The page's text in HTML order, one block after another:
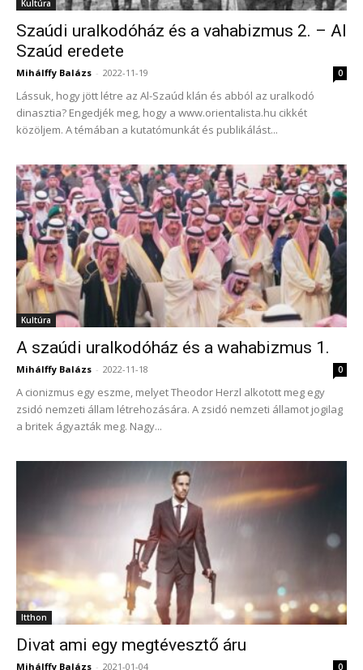
Kultúra
Szaúdi uralkodóház és a vahabizmus 2. – Al
Szaúd eredete
Mihálffy Balázs - 2022-11-19 0
Lássuk, hogy jött létre az Al-Szaúd klán és abból az uralkodó
dinasztia? Engedjék meg, hogy a www.orientalista.hu cikkét
közöljem. A témában a kutatómunkát és publikálást...
Kultúra
A szaúdi uralkodóház és a wahabizmus 1.
Mihálffy Balázs - 2022-11-18 0
A cionizmus egy eszme, melyet Theodor Herzl alkotott meg egy
zsidó nemzeti állam létrehozására. A zsidó nemzeti államot jogilag
a britek ágyazták meg. Nagy...
Itthon
Divat ami egy megtévesztő áru
Mihálffy Balázs - 2021-01-04 0